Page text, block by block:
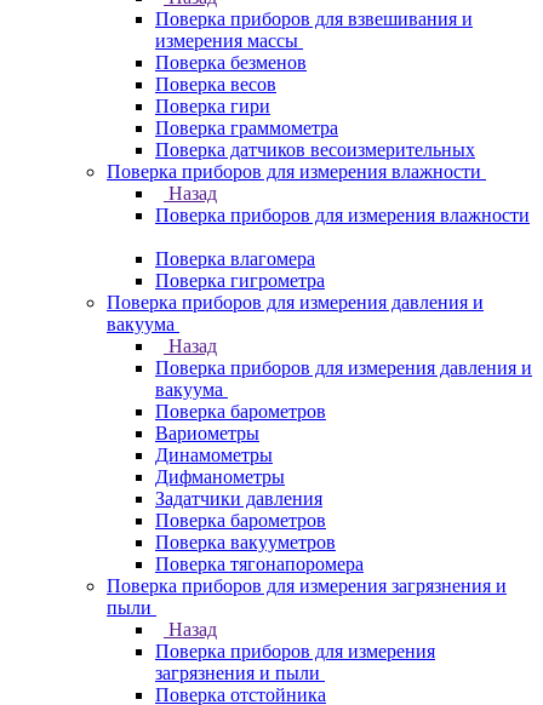
Поверка приборов для взвешивания и
измерения массы
Поверка безменов
Поверка весов
Поверка гири
Поверка граммометра
Поверка датчиков весоизмерительных
Поверка приборов для измерения влажности
Назад
Поверка приборов для измерения влажности
Поверка влагомера
Поверка гигрометра
Поверка приборов для измерения давления и
вакуума
Назад
Поверка приборов для измерения давления и
вакуума
Поверка барометров
Вариометры
Динамометры
Дифманометры
Задатчики давления
Поверка барометров
Поверка вакууметров
Поверка тягонапоромера
Поверка приборов для измерения загрязнения и
пыли
Назад
Поверка приборов для измерения
загрязнения и пыли
Поверка отстойника